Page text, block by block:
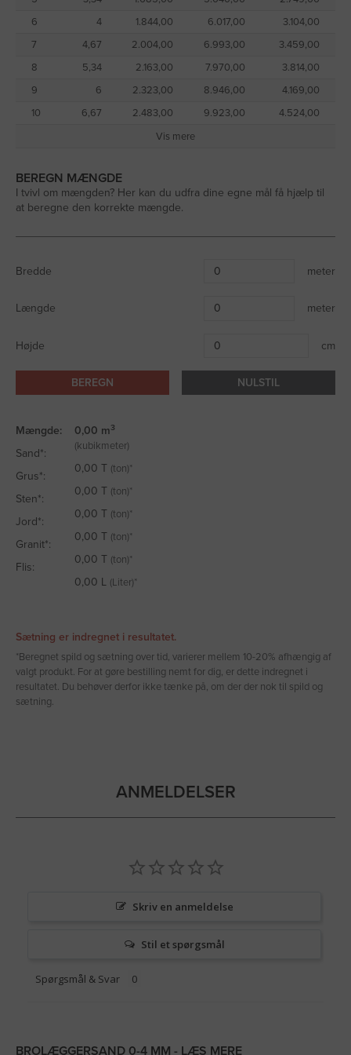
sandet lægges ud ét eller flere bestemte steder, kan vi desuden
levere brolæggersand 0-4 mm med kran/grab, hvor materialet
Brolæggersand 0-4 mm hent selv
Ønsker du selv at hente brolæggersand 0-4 mm, kan det gøres
du have læsset sandet på din trailer, skal det ske i vores
hent selv i Herning
6
4 1.844,00 6.017,00
3.104,00
7
4,67 2.004,00 6.993,00
3.459,00
8
5,34 2.163,00 7.970,00
3.814,00
9
6 2.323,00 8.946,00
4.169,00
10
6,67 2.483,00 9.923,00
4.524,00
Vis mere
BEREGN MÆNGDE
I tvivl om mængden? Her kan du udfra dine egne mål få hjælp til
at beregne den korrekte mængde.
Bredde meter
Længde meter
Højde cm
BEREGN NULSTIL
Mængde:
Sand*:
Grus*:
Sten*:
Jord*:
Granit*:
Flis:
0,00 m3
(kubikmeter)
0,00 T (ton)*
0,00 T (ton)*
0,00 T (ton)*
0,00 T (ton)*
0,00 T (ton)*
0,00 L (Liter)*
Sætning er indregnet i resultatet.
*Beregnet spild og sætning over tid, varierer mellem 10-20% afhængig af
valgt produkt. For at gøre bestilling nemt for dig, er dette indregnet i
resultatet. Du behøver derfor ikke tænke på, om der der nok til spild og
sætning.
ANMELDELSER
Skriv en anmeldelse
Stil et spørgsmål
Spørgsmål & Svar
BROLÆGGERSAND 0-4 MM - LÆS MERE